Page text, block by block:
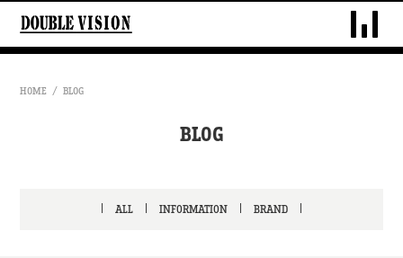
DOUBLE
HOME BLOG
BLOG
ALL INFORMATION BRAND